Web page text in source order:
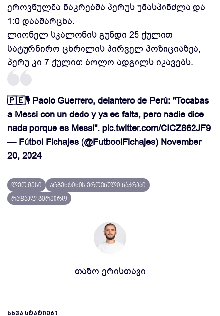
ეროვნულმა ნაკრებმა პერუს უმასპინძლა და
1:0 დაამარცხა.
ლიონელ სკალონის გუნდი 25 ქულით
სატურნირო ცხრილის პირველ პოზიციაზეა,
პერუ კი 7 ქულით ბოლო ადგილს იკავებს.
🇵🇪🎙️ Paolo Guerrero, delantero de Perú: "Tocabas
a Messi con un dedo y ya es falta, pero nadie dice
nada porque es Messi". pic.twitter.com/CICZ862JF9
— Fútbol Fichajes (@FutboolFichajes) November
20, 2024
ლეო მესი
არგენტინის ეროვნული ნაკრები
რაფაელ გერეირო
თაზო ერისთავი
ᲡᲮᲕᲐ ᲡᲢᲐᲢᲘᲔᲑᲘ